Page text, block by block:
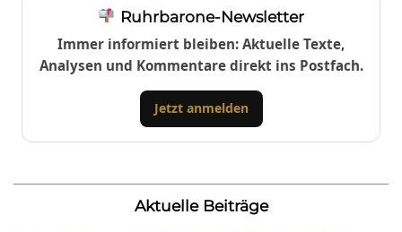
Ruhrbarone-Newsletter
Immer informiert bleiben: Aktuelle Texte,
Analysen und Kommentare direkt ins Postfach.
Jetzt anmelden
Aktuelle Beiträge